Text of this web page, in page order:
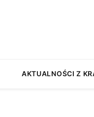
AKTUALNOŚCI Z